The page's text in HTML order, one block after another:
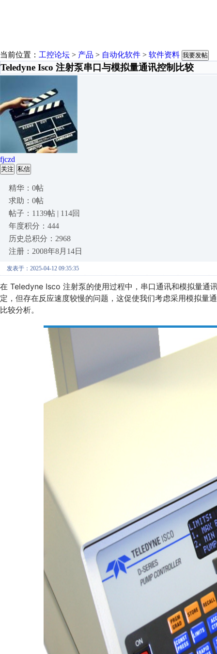
当前位置： 工控论坛 > 产品 > 自动化软件 > 软件资料 我要发帖
Teledyne Isco 注射泵串口与模拟量通讯控制比较
fjczd
关注 私信
精华：0帖
求助：0帖
帖子：1139帖 | 114回
年度积分：444
历史总积分：2968
注册：2008年8月14日
发表于：2025-04-12 09:35:35
在 Teledyne Isco 注射泵的使用过程中，串口通讯和模拟量通
定，但存在反应速度较慢的问题，这促使我们考虑采用模拟量
比较分析。